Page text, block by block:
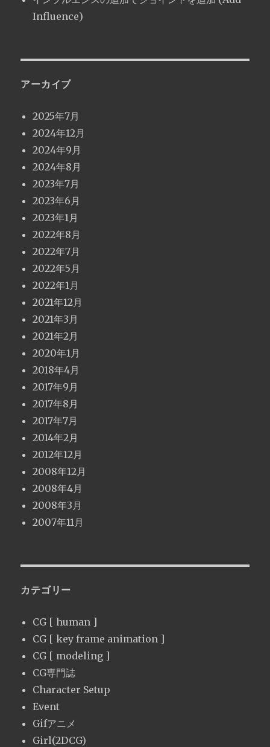
Influence)
アーカイブ
2025年7月
2024年12月
2024年9月
2024年8月
2023年7月
2023年6月
2023年1月
2022年8月
2022年7月
2022年5月
2022年1月
2021年12月
2021年3月
2021年2月
2020年1月
2018年4月
2017年9月
2017年8月
2017年7月
2014年2月
2012年12月
2008年12月
2008年4月
2008年3月
2007年11月
カテゴリー
CG [ human ]
CG [ key frame animation ]
CG [ modeling ]
CG専門誌
Character Setup
Event
Gifアニメ
Girl(2DCG)